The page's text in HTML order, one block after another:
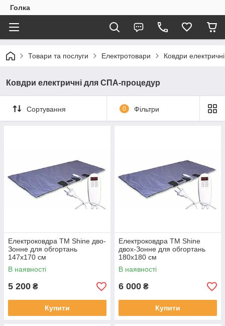
Голка
Товари та послуги Електротовари Ковдри
Ковдри електричні для СПА-процедур
Сортування 0 Фільтри
Електроковдра TM Shine дво-
Зонне для обгортань
147х170 см
В наявності
5 200 ₴
Купити
Електроковдра TM Shine
двох-Зонне для обгортань
180х180 см
В наявності
6 000 ₴
Купити